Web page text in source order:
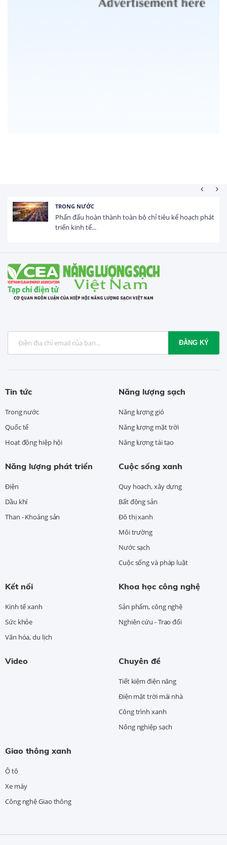
hoàn thành toàn bộ chỉ tiêu kế hoạch phát
Tổng vốn
ĐĂNG KÝ
Tin tức
Trong nước
Quốc tế
Hoạt động hiệp hội
Năng lượng sạch
Năng lượng gió
Năng lượng mặt trời
Năng lượng tái tạo
Năng lượng phát triển
Điện
Dầu khí
Than - Khoáng sản
Cuộc sống xanh
Quy hoạch, xây dựng
Bất động sản
Đô thị xanh
Môi trường
Nước sạch
Cuộc sống và pháp luật
Kết nối
Kinh tế xanh
Sức khỏe
Văn hóa, du lịch
Khoa học công nghệ
Sản phẩm, công nghệ
Nghiên cứu - Trao đổi
Video Chuyên đề
Tiết kiệm điện năng
Điện mặt trời mái nhà
Công trình xanh
Nông nghiệp sạch
Giao thông xanh
Ô tô
Xe máy
Công nghệ Giao thông